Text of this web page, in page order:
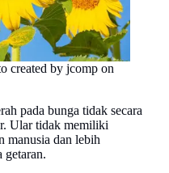
created by jcomp on
pada bunga tidak secara
Ular tidak memiliki
manusia dan lebih
getaran.